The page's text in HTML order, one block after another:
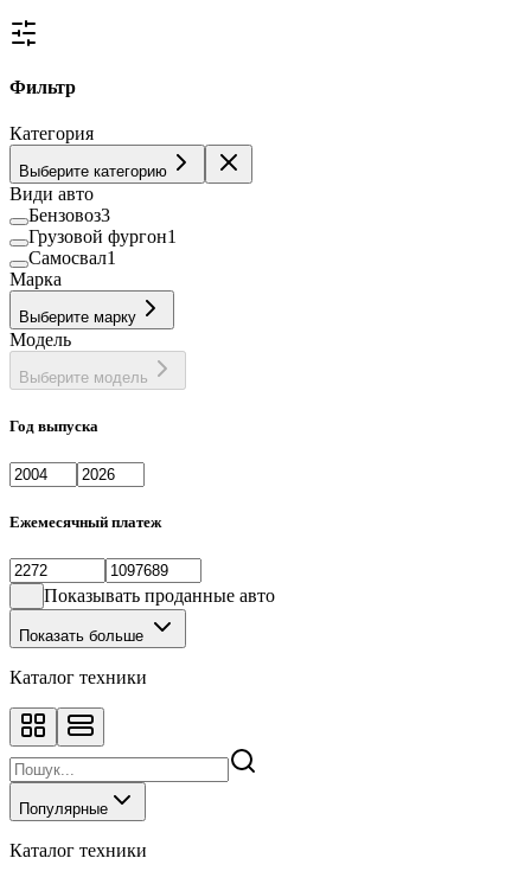
Фильтр
Категория
Выберите категорию
Види авто
Бензовоз3
Грузовой фургон1
Самосвал1
Марка
Выберите марку
Модель
Выберите модель
Год выпуска
Ежемесячный платеж
Показывать проданные авто
Показать больше
Каталог техники
Популярные
Каталог техники